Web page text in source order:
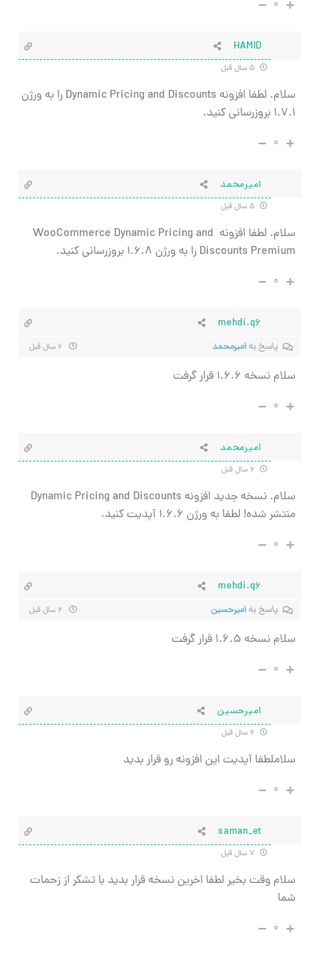
۰
HAMID
سلام. لطفا افزونه Dynamic Pricing and Discounts را به ورژن
1.7.1 بروزرسانی کنید.
۰
امیرمحمد
سلام. لطفا افزونه WooCommerce Dynamic Pricing and
Discounts Premium را به ورژن 1.6.8 بروزرسانی کنید.
۰
mehdi.q6
پاسخ بهامیرمحمد
سلام نسخه ۱.۶.۶ قرار گرفت
۰
امیرمحمد
سلام. نسخه جدید افزونه Dynamic Pricing and Discounts
منتشر شده! لطفا به ورژن 1.6.6 آپدیت کنید.
۰
mehdi.q6
پاسخ بهامیرحسین
سلام نسخه ۱.۶.۵ قرار گرفت
۰
امیرحسین
سلاملطفا آپدیت این افزونه رو قرار بدید
۰
saman_et
سلام وقت بخیر لطفا اخرین نسخه قرار بدید با تشکر از زحمات
شما
۰